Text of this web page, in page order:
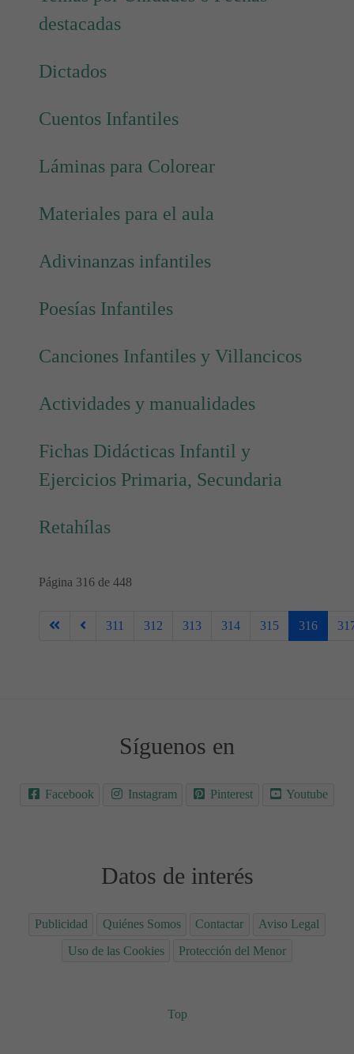
destacadas
Dictados
Cuentos Infantiles
Láminas para Colorear
Materiales para el aula
Adivinanzas infantiles
Poesías Infantiles
Canciones Infantiles y Villancicos
Actividades y manualidades
Fichas Didácticas Infantil y
Ejercicios Primaria, Secundaria
Retahílas
Página 316 de 448
311 312 313 314 315 316
Síguenos en
Facebook Instagram Pinterest Youtube
Datos de interés
Publicidad Quiénes Somos Contactar
Aviso Legal
Uso de las Cookies
Protección del Menor
Top